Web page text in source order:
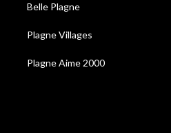
Belle Plagne
Plagne Villages
Plagne Aime 2000